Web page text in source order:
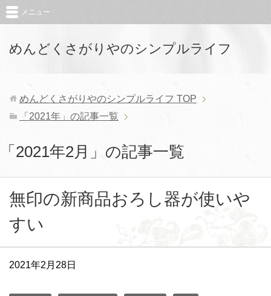
めんどくさがりやのシンプルライフ
メニュー
めんどくさがりやのシンプルライフ TOP
「2021年」の記事一覧
「2021年2月」の記事一覧
無印の新商品おろし器が使いや
すい
2021年2月28日